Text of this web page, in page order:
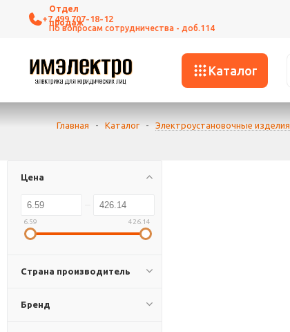
+7 499 707-18-12
Каталог
Главная - Каталог - Электроустановочные изделия
Цена
6.59 426.14
Страна производитель
Бренд